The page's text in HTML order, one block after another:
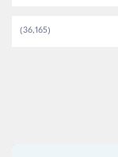
(36,165)